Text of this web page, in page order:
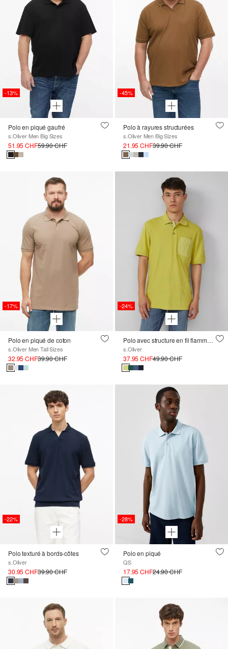
-13%
Polo en piqué gaufré
s.Oliver Men Big Sizes
51.95 CHF59.90 CHF
-45%
Polo à rayures structurées
s.Oliver Men Big Sizes
21.95 CHF39.90 CHF
-17%
Polo en piqué de coton
s.Oliver Men Tall Sizes
32.95 CHF39.90 CHF
-24%
Polo avec structure en fil flamme et poche poitrine
s.Oliver
37.95 CHF49.90 CHF
-22%
Polo texturé à bords-côtes
s.Oliver
30.95 CHF39.90 CHF
-28%
Polo en piqué
QS
17.95 CHF24.90 CHF